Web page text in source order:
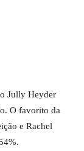
Jully Heyder
O favorito da
e Rachel